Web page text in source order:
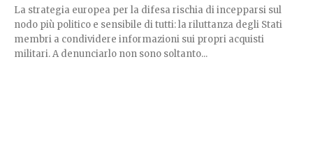
La strategia europea per la difesa rischia di incepparsi sul
nodo più politico e sensibile di tutti: la riluttanza degli Stati
membri a condividere informazioni sui propri acquisti
militari. A denunciarlo non sono soltanto...